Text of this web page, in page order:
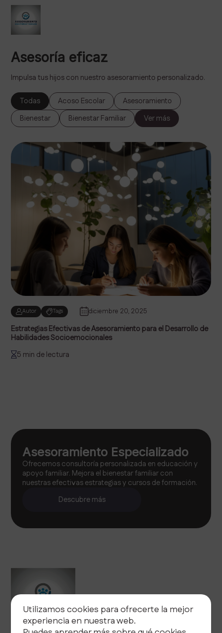
Asesoría eficaz
Impulsa tus hijos con nuestro asesoramiento personalizado.
Todas Acoso Escolar
Asesoramiento
Bienestar
Bienestar Familiar Ver más
Autor Tags diciembre 20, 2025
Estrategias Efectivas de Asesoramiento para el Desarrollo de
Habilidades Socioemocionales
5 min de lectura
Asesoramiento Especializado
Ofrecemos consultoría personalizada en educación y
apoyo familiar. Mejora el bienestar familiar con
nuestras efectivas estrategias y cursos de formación.
Descubre más
Utilizamos cookies para ofrecerte la mejor
experiencia en nuestra web.